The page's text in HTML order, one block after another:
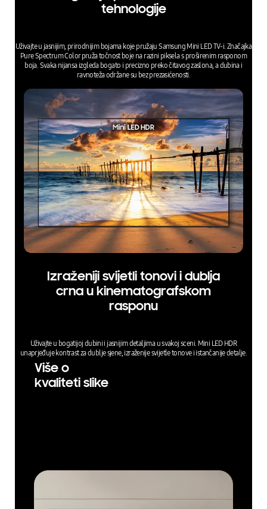
tehnologije
Uživajte u jasnijim, prirodnijim bojama koje pružaju Samsung Mini LED TV‑i. Značajka
Pure Spectrum Color pruža točnost boje na razini piksela s proširenim rasponom
boja. Svaka nijansa izgleda bogato i precizno preko čitavog zaslona, a dubina i
ravnoteža održane su bez prezasićenosti.
Izraženiji svijetli tonovi i dublja
crna u kinematografskom
rasponu
Uživajte u bogatijoj dubini i jasnijim detaljima u svakoj sceni. Mini LED HDR
unaprjeđuje kontrast za dublje sjene, izraženije svijetle tonove i istančanije detalje.
Više o
kvaliteti slike